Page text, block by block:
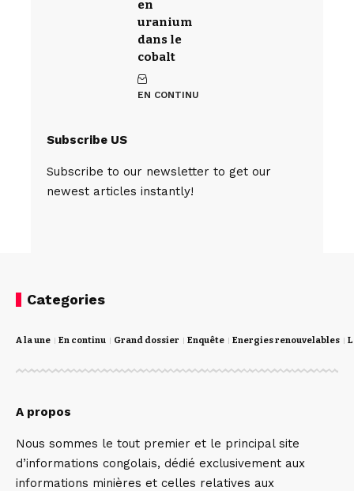
en
uranium
dans le
cobalt
EN CONTINU
Subscribe US
Subscribe to our newsletter to get our
newest articles instantly!
Categories
A la une En continu Grand dossier Enquête Energies renouvelables
A propos
Nous sommes le tout premier et le principal site
d’informations congolais, dédié exclusivement aux
informations minières et celles relatives aux